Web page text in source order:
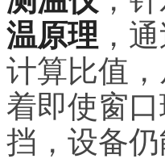
温原理 ，
计算比值
着即使窗
挡，设备